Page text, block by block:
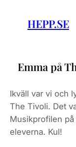
content
HEPP.SE
Emma på
Ikväll var vi och
The Tivoli. Det
Musikprofilen
eleverna. Kul!